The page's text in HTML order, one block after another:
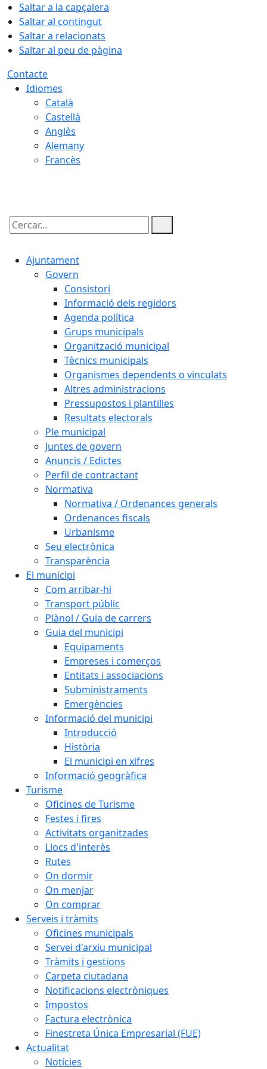
Saltar a la capçalera
Saltar al contingut
Saltar a relacionats
Saltar al peu de pàgina
Contacte
Idiomes
Català
Castellà
Anglès
Alemany
Francès
Cercar:
Ajuntament
Govern
Consistori
Informació dels regidors
Agenda política
Grups municipals
Organització municipal
Tècnics municipals
Organismes dependents o vinculats
Altres administracions
Pressupostos i plantilles
Resultats electorals
Ple municipal
Juntes de govern
Anuncis / Edictes
Perfil de contractant
Normativa
Normativa / Ordenances generals
Ordenances fiscals
Urbanisme
Seu electrònica
Transparència
El municipi
Com arribar-hi
Transport públic
Plànol / Guia de carrers
Guia del municipi
Equipaments
Empreses i comerços
Entitats i associacions
Subministraments
Emergències
Informació del municipi
Introducció
Història
El municipi en xifres
Informació geogràfica
Turisme
Oficines de Turisme
Festes i fires
Activitats organitzades
Llocs d'interès
Rutes
On dormir
On menjar
On comprar
Serveis i tràmits
Oficines municipals
Servei d'arxiu municipal
Tràmits i gestions
Carpeta ciutadana
Notificacions electròniques
Impostos
Factura electrònica
Finestreta Única Empresarial (FUE)
Actualitat
Notícies